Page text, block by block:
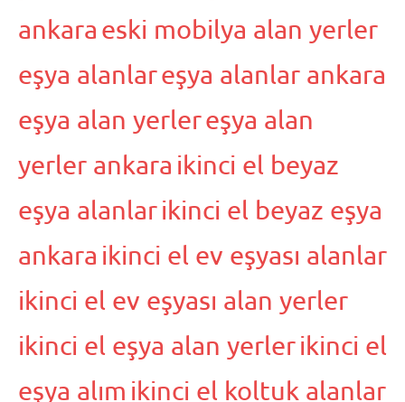
ankara eski mobilya alan yerler
eşya alanlareşya alanlar ankara
eşya alan yerlereşya alan
yerler ankara ikinci el beyaz
eşya alanlarikinci el beyaz eşya
ankara ikinci el ev eşyası alanlar
ikinci el ev eşyası alan yerler
ikinci el eşya alan yerlerikinci el
eşya alım ikinci el koltuk alanlar